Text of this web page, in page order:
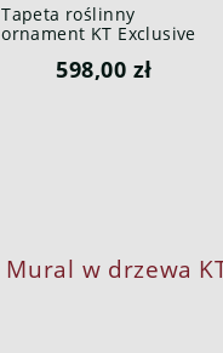
Tapeta roślinny
ornament KT Exclusive
British Heritage III
598,00 zł